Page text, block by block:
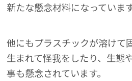
新たな懸念材料になっています
他にもプラスチックが溶けて
生まれて怪我をしたり、生態
事も懸念されています。